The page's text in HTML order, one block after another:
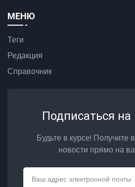
МЕНЮ
Теги
Редакция
Справочник
Подписаться на
Будьте в курсе! Получите
новости прямо на